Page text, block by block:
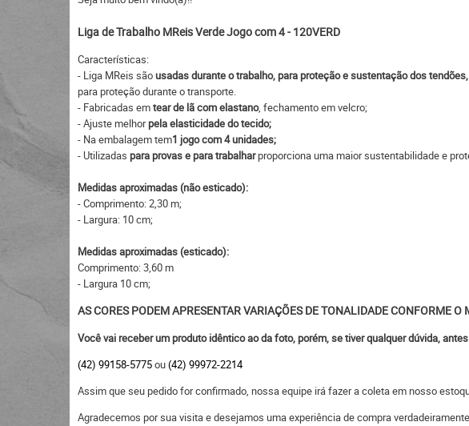
Liga de Trabalho MReis Verde Jogo com 4 - 120VERD
Características:
- Liga MReis sãousadas durante o trabalho, para proteção e sustentação dos
para proteção durante o transporte.
- Fabricadas emtear de lã com elastano, fechamento em velcro;
- Ajuste melhorpela elasticidade do tecido;
- Na embalagem tem1 jogo com 4 unidades;
- Utilizadas para provas e para trabalharproporciona uma maior sustentabilidade e
Medidas aproximadas (não esticado):
- Comprimento: 2,30 m;
- Largura: 10 cm;
Medidas aproximadas (esticado):
Comprimento: 3,60 m
- Largura 10 cm;
AS CORES PODEM APRESENTAR VARIAÇÕES DE TONALIDADE CONFORME
Você vai receber um produto idêntico ao da foto, porém, se tiver qualquer dúvida,
(42) 99158-5775ou(42) 99972-2214
Assim que seu pedido for confirmado, nossa equipe irá fazer a coleta em nosso
Agradecemos por sua visita e desejamos uma experiência de compra